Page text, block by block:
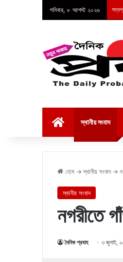
শনিবার, ৮ আগস্ট ২০২৬
স্থানীয় সংবাদ
হোম → স্থানীয় সংবাদ →
স্থানীয় সংবাদ
নগরীতে
দৈনিক প্রবাহ ৩ জুলাই,